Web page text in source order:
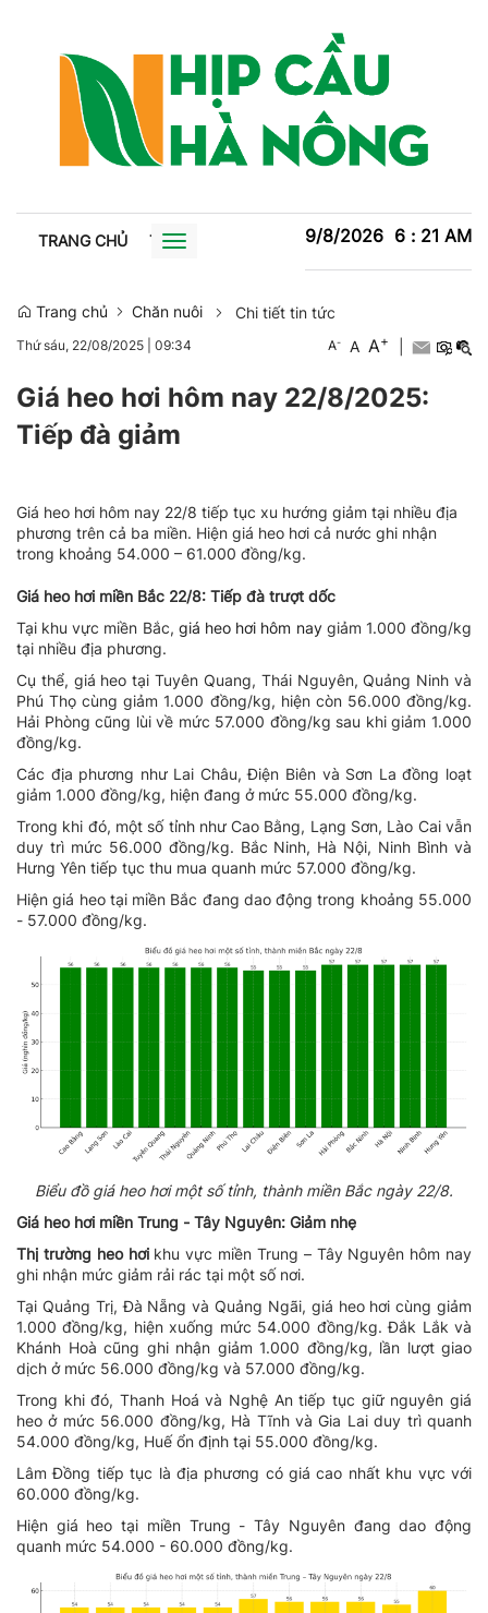
9/8/2026 6 : 21 AM
TRANG CHỦ TIN TỨC TRỒNG TRỌT CHĂN NUÔI
Toggle
Trang chủ Chăn nuôi Chi tiết tin tức
Thứ sáu, 22/08/2025 09:34 A- A A+
Giá heo hơi hôm nay 22/8/2025:
Tiếp đà giảm
Giá heo hơi hôm nay 22/8 tiếp tục xu hướng giảm tại nhiều địa
phương trên cả ba miền. Hiện giá heo hơi cả nước ghi nhận
trong khoảng 54.000 – 61.000 đồng/kg.
Giá heo hơi miền Bắc 22/8: Tiếp đà trượt dốc
Tại khu vực miền Bắc, giá heo hơi hôm naygiảm 1.000 đồng/kg
tại nhiều địa phương.
Cụ thể, giá heo tại Tuyên Quang, Thái Nguyên, Quảng Ninh và
Phú Thọ cùng giảm 1.000 đồng/kg, hiện còn 56.000 đồng/kg.
Hải Phòng cũng lùi về mức 57.000 đồng/kg sau khi giảm 1.000
đồng/kg.
Các địa phương như Lai Châu, Điện Biên và Sơn La đồng loạt
giảm 1.000 đồng/kg, hiện đang ở mức 55.000 đồng/kg.
Trong khi đó, một số tỉnh như Cao Bằng, Lạng Sơn, Lào Cai vẫn
duy trì mức 56.000 đồng/kg. Bắc Ninh, Hà Nội, Ninh Bình và
Hưng Yên tiếp tục thu mua quanh mức 57.000 đồng/kg.
Hiện giá heo tại miền Bắc đang dao động trong khoảng 55.000
- 57.000 đồng/kg.
Biểu đồ giá heo hơi một số tỉnh, thành miền Bắc ngày 22/8.
Giá heo hơi miền Trung - Tây Nguyên: Giảm nhẹ
Thị trường heo hơikhu vực miền Trung – Tây Nguyên hôm nay
ghi nhận mức giảm rải rác tại một số nơi.
Tại Quảng Trị, Đà Nẵng và Quảng Ngãi, giá heo hơi cùng giảm
1.000 đồng/kg, hiện xuống mức 54.000 đồng/kg. Đắk Lắk và
Khánh Hoà cũng ghi nhận giảm 1.000 đồng/kg, lần lượt giao
dịch ở mức 56.000 đồng/kg và 57.000 đồng/kg.
Trong khi đó, Thanh Hoá và Nghệ An tiếp tục giữ nguyên giá
heo ở mức 56.000 đồng/kg, Hà Tĩnh và Gia Lai duy trì quanh
54.000 đồng/kg, Huế ổn định tại 55.000 đồng/kg.
Lâm Đồng tiếp tục là địa phương có giá cao nhất khu vực với
60.000 đồng/kg.
Hiện giá heo tại miền Trung - Tây Nguyên đang dao động
quanh mức 54.000 - 60.000 đồng/kg.